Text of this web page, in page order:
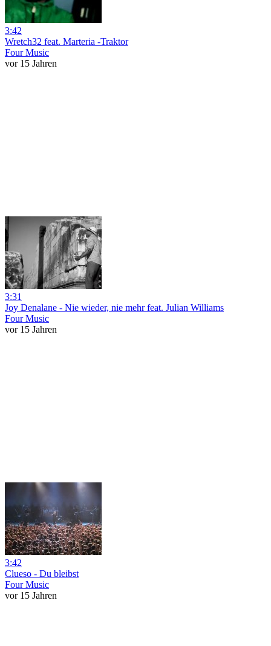
3:42
Wretch32 feat. Marteria -Traktor
Four Music
vor 15 Jahren
3:31
Joy Denalane - Nie wieder, nie mehr feat. Julian Williams
Four Music
vor 15 Jahren
3:42
Clueso - Du bleibst
Four Music
vor 15 Jahren